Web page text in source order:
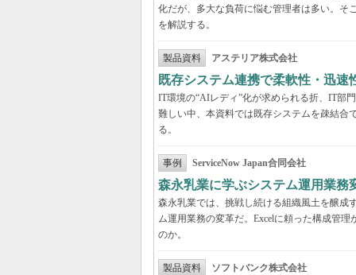
化だが、多大な負荷に悩む管理者は多い。そ
を解説する。
製品資料 アステリア株式会社
既存システム連携で柔軟性・迅
IT環境の“AIレディ”化が求められる折、IT部
難しい中、本資料では既存システムを疎結合
る。
事例 ServiceNow Japan合同会社
森永乳業に学ぶシステム運用業
森永乳業では、挑戦し続ける組織風土を醸成
ム運用業務の変革だ。Excelに頼った構成管
のか。
製品資料 ソフトバンク株式会社